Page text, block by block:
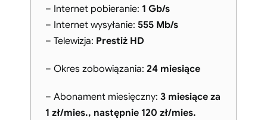
– Internet pobieranie: 1 Gb/s
– Internet wysyłanie: 555 Mb/s
– Telewizja: Prestiż HD
– Okres zobowiązania: 24 miesiące
– Abonament miesięczny: 3 miesiące za
1 zł/mies., następnie 120 zł/mies.